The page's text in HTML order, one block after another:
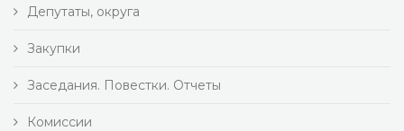
Депутаты, округа
Закупки
Заседания. Повестки. Отчеты
Комиссии